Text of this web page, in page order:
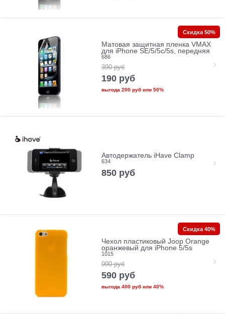
Матовая защитная пленка VMAX
для iPhone SE/5/5c/5s, передняя
686
390 руб
190 руб
выгода 200 рубили 50%
Скидка 50%
Автодержатель iHave Clamp
634
850 руб
Чехол пластиковый Joop Orange
оранжевый для iPhone 5/5s
1015
990 руб
590 руб
выгода 400 рубили 40%
Скидка 40%